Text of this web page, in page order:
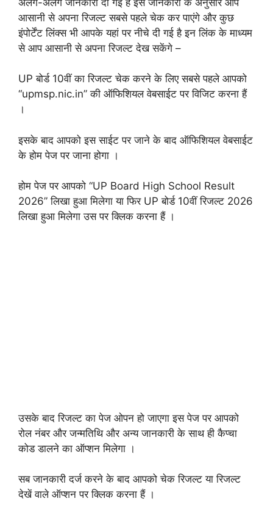
आसानी से अपना रिजल्ट सबसे पहले चेक कर पाएंगे और कुछ
इंपोर्टेंट लिंक्स भी आपके यहां पर नीचे दी गई है इन लिंक के माध्यम
से आप आसानी से अपना रिजल्ट देख सकेंगे –
UP बोर्ड 10वीं का रिजल्ट चेक करने के लिए सबसे पहले आपको
“upmsp.nic.in” की ऑफिशियल वेबसाईट पर विजिट करना हैं
।
इसके बाद आपको इस साईट पर जाने के बाद ऑफिशियल वेबसाईट
के होम पेज पर जाना होगा ।
होम पेज पर आपको “UP Board High School Result
2026” लिखा हुआ मिलेगा या फिर UP बोर्ड 10वीं रिजल्ट 2026
लिखा हुआ मिलेगा उस पर क्लिक करना हैं ।
उसके बाद रिजल्ट का पेज ओपन हो जाएगा इस पेज पर आपको
रोल नंबर और जन्मतिथि और अन्य जानकारी के साथ ही कैप्चा
कोड डालने का ऑप्शन मिलेगा ।
सब जानकारी दर्ज करने के बाद आपको चेक रिजल्ट या रिजल्ट
देखें वाले ऑप्शन पर क्लिक करना हैं ।